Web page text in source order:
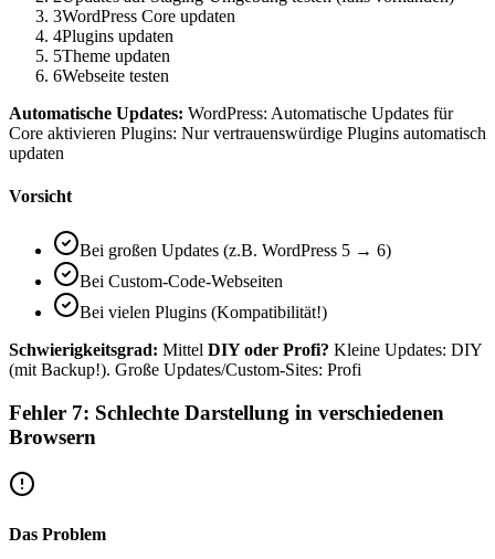
3WordPress Core updaten
4Plugins updaten
5Theme updaten
6Webseite testen
Automatische Updates: WordPress: Automatische Updates für
Core aktivieren Plugins: Nur vertrauenswürdige Plugins automatisch
updaten
Vorsicht
Bei großen Updates (z.B. WordPress 5 → 6)
Bei Custom-Code-Webseiten
Bei vielen Plugins (Kompatibilität!)
Schwierigkeitsgrad: Mittel DIY oder Profi? Kleine Updates: DIY
(mit Backup!). Große Updates/Custom-Sites: Profi
Fehler 7: Schlechte Darstellung in verschiedenen
Browsern
Das Problem